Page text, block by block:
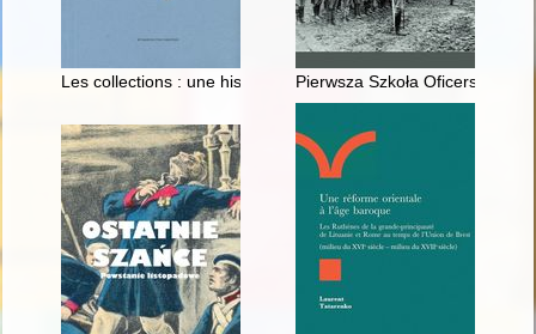
Les collections : une historie politique et sociale
Pierwsza Szkoła Oficerska w